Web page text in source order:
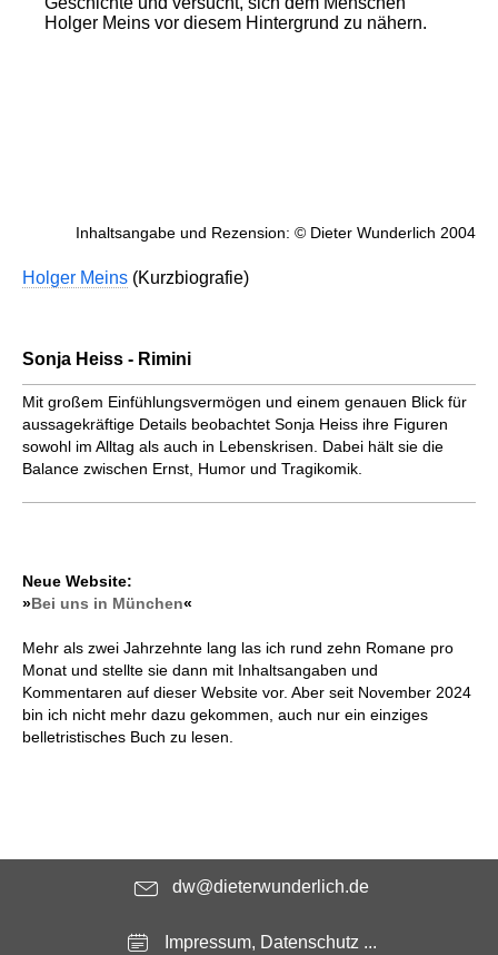
Holger Meins vor diesem Hintergrund zu nähern.
Inhaltsangabe und Rezension: © Dieter Wunderlich 2004
Holger Meins (Kurzbiografie)
Sonja Heiss - Rimini
Mit großem Einfühlungs­vermögen und einem genauen Blick für
aussage­kräftige Details beobachtet Sonja Heiss ihre Figuren
sowohl im Alltag als auch in Lebenskrisen. Dabei hält sie die
Balance zwischen Ernst, Humor und Tragikomik.
Neue Website:
»Bei uns in München«
Mehr als zwei Jahrzehnte lang las ich rund zehn Romane pro
Monat und stellte sie dann mit Inhaltsangaben und
Kommentaren auf dieser Website vor. Aber seit November 2024
bin ich nicht mehr dazu gekommen, auch nur ein einziges
belletristisches Buch zu lesen.
dw@dieterwunderlich.de
Impressum, Datenschutz ...